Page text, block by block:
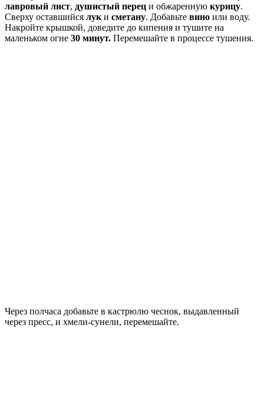
лавровый лист, душистый перец и обжаренную курицу.
Сверху оставшийся лук и сметану. Добавьте вино или воду.
Накройте крышкой, доведите до кипения и тушите на
маленьком огне 30 минут. Перемешайте в процессе тушения.
Через полчаса добавьте в кастрюлю чеснок, выдавленный
через пресс, и хмели-сунели, перемешайте.